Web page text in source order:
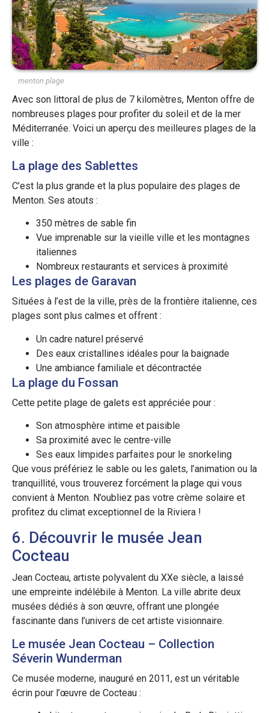
menton plage
Avec son littoral de plus de 7 kilomètres, Menton offre de
nombreuses plages pour profiter du soleil et de la mer
Méditerranée. Voici un aperçu des meilleures plages de la
ville :
La plage des Sablettes
C’est la plus grande et la plus populaire des plages de
Menton. Ses atouts :
350 mètres de sable fin
Vue imprenable sur la vieille ville et les montagnes
italiennes
Nombreux restaurants et services à proximité
Les plages de Garavan
Situées à l’est de la ville, près de la frontière italienne, ces
plages sont plus calmes et offrent :
Un cadre naturel préservé
Des eaux cristallines idéales pour la baignade
Une ambiance familiale et décontractée
La plage du Fossan
Cette petite plage de galets est appréciée pour :
Son atmosphère intime et paisible
Sa proximité avec le centre-ville
Ses eaux limpides parfaites pour le snorkeling
Que vous préfériez le sable ou les galets, l’animation ou la
tranquillité, vous trouverez forcément la plage qui vous
convient à Menton. N’oubliez pas votre crème solaire et
profitez du climat exceptionnel de la Riviera !
6. Découvrir le musée Jean
Cocteau
Jean Cocteau, artiste polyvalent du XXe siècle, a laissé
une empreinte indélébile à Menton. La ville abrite deux
musées dédiés à son œuvre, offrant une plongée
fascinante dans l’univers de cet artiste visionnaire.
Le musée Jean Cocteau – Collection
Séverin Wunderman
Ce musée moderne, inauguré en 2011, est un véritable
écrin pour l’œuvre de Cocteau :